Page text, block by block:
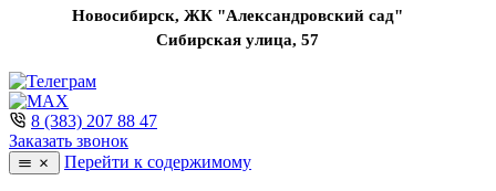
Новосибирск, ЖК "Александровский сад"
Сибирская улица, 57
8 (383) 207 88 47
Заказать звонок
Перейти к содержимому